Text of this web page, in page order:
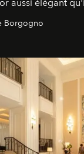
aussi élégant
Borgogno